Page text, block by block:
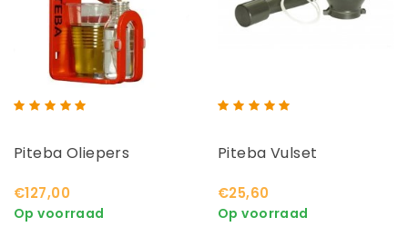
Piteba Oliepers
€127,00
Op voorraad
Piteba Vulset
€25,60
Op voorraad